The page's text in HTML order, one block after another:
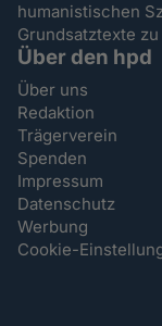
humanistischen
Grundsatztexte
Über den hpd
Über uns
Redaktion
Trägerverein
Spenden
Impressum
Datenschutz
Werbung
Cookie-